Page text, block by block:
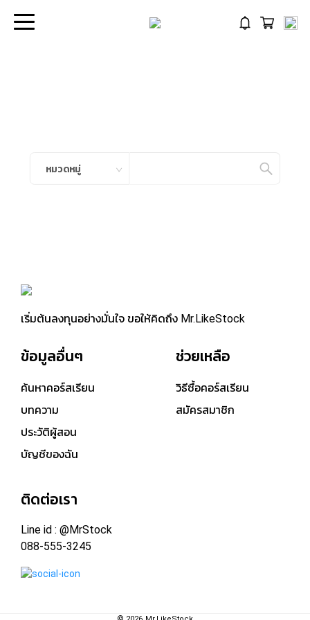
หมวดหมู่
เริ่มต้นลงทุนอย่างมั่นใจ ขอให้คิดถึง Mr.LikeStock
ข้อมูลอื่นๆ
ค้นหาคอร์สเรียน
บทความ
ประวัติผู้สอน
บัญชีของฉัน
ช่วยเหลือ
วิธีซื้อคอร์สเรียน
สมัครสมาชิก
ติดต่อเรา
Line id : @MrStock
088-555-3245